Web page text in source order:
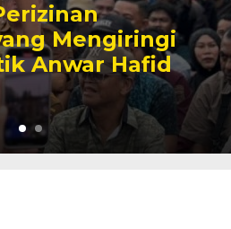
Mengiringi
Anwar Hafid